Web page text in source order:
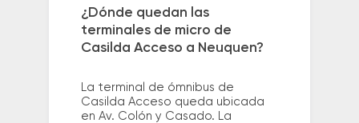
¿Dónde quedan las
terminales de micro de
Casilda Acceso a Neuquen?
La terminal de ómnibus de
Casilda Acceso queda ubicada
en Av. Colón y Casado. La